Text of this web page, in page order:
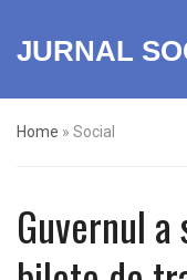
JURNAL
Home » Social
Guvernul